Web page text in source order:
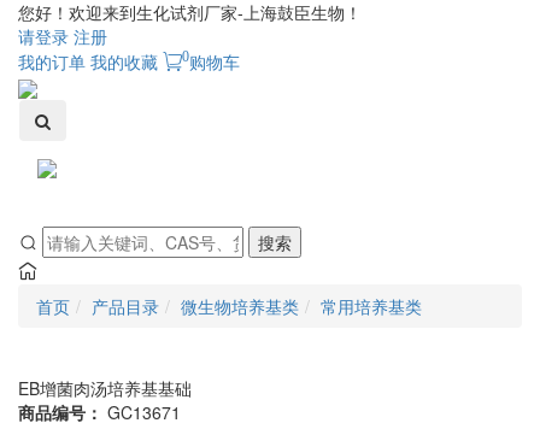
您好！欢迎来到生化试剂厂家-上海鼓臣生物！
请登录 注册
我的订单 我的收藏 0购物车
搜索
首页 产品目录 微生物培养基类 常用培养基类
EB增菌肉汤培养基基础
商品编号： GC13671